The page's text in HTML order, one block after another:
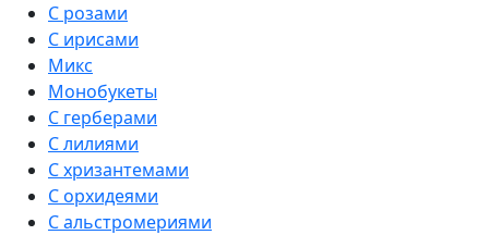
С розами
С ирисами
Микс
Монобукеты
С герберами
С лилиями
С хризантемами
С орхидеями
С альстромериями